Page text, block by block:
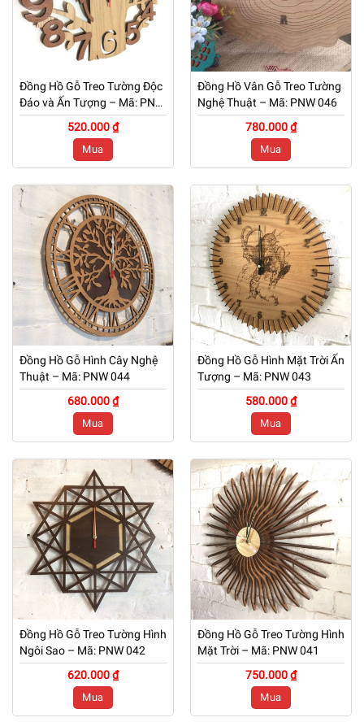
Đồng Hồ Gỗ Treo Tường Độc
Đáo và Ấn Tượng – Mã: PNW
047
520.000 ₫
Mua
Đồng Hồ Vân Gỗ Treo Tường
Nghệ Thuật – Mã: PNW 046
780.000 ₫
Mua
Đồng Hồ Gỗ Hình Cây Nghệ
Thuật – Mã: PNW 044
680.000 ₫
Mua
Đồng Hồ Gỗ Hình Mặt Trời Ấn
Tượng – Mã: PNW 043
580.000 ₫
Mua
Đồng Hồ Gỗ Treo Tường Hình
Ngôi Sao – Mã: PNW 042
620.000 ₫
Mua
Đồng Hồ Gỗ Treo Tường Hình
Mặt Trời – Mã: PNW 041
750.000 ₫
Mua